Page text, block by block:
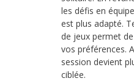
les défis en
est plus adapté.
de jeux permet
vos préférences.
session devient
ciblée.